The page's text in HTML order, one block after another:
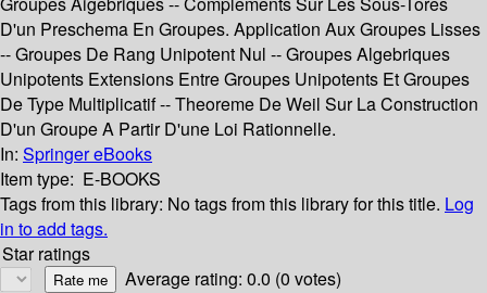
D'un Preschema En Groupes. Application Aux Groupes Lisses
-- Groupes De Rang Unipotent Nul -- Groupes Algebriques
Unipotents Extensions Entre Groupes Unipotents Et Groupes
De Type Multiplicatif -- Theoreme De Weil Sur La Construction
D'un Groupe A Partir D'une Loi Rationnelle.
In: Springer eBooks
Item type: E-BOOKS
Tags from this library: No tags from this library for this title. Log
in to add tags.
Star ratings
Average rating: 0.0 (0 votes)